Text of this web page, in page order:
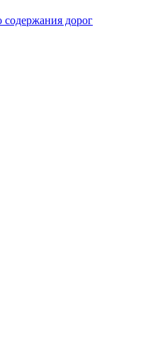
содержания дорог